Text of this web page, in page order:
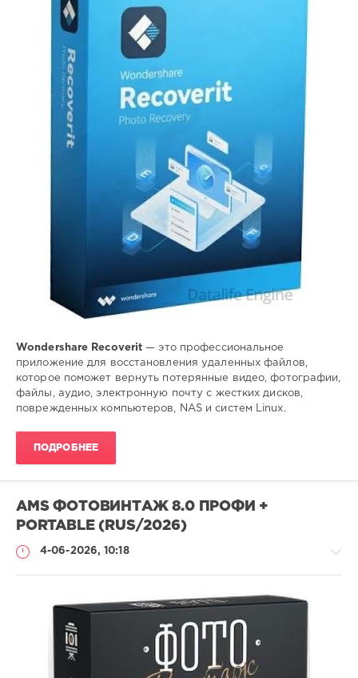
Софт
SamDel
восстановить
удаленные
файлы
данные
Wondershare Recoverit — это профессиональное
приложение для восстановления удаленных файлов,
которое поможет вернуть потерянные видео, фотографии,
файлы, аудио, электронную почту с жестких дисков,
поврежденных компьютеров, NAS и систем Linux.
ПОДРОБНЕЕ
AMS ФОТОВИНТАЖ 8.0 ПРОФИ +
PORTABLE (RUS/2026)
4-06-2026, 10:18
Софт
SamDel